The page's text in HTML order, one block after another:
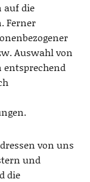
auf die
Ferner
Auswahl von
entsprechend
von uns
und
die